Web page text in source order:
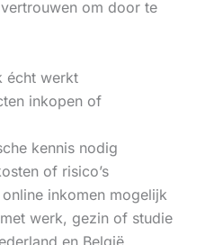
om door te
écht werkt
inkopen of
kennis nodig
of risico’s
inkomen mogelijk
werk, gezin of studie
en België